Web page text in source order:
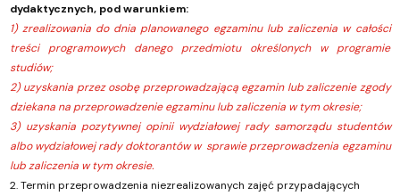
dydaktycznych, pod warunkiem:
1) zrealizowania do dnia planowanego egzaminu lub zaliczenia w całości
treści programowych danego przedmiotu określonych w programie
studiów;
2) uzyskania przez osobę przeprowadzającą egzamin lub zaliczenie zgody
dziekana na przeprowadzenie egzaminu lub zaliczenia w tym okresie;
3) uzyskania pozytywnej opinii wydziałowej rady samorządu studentów
albo wydziałowej rady doktorantów w sprawie przeprowadzenia egzaminu
lub zaliczenia w tym okresie.
2. Termin przeprowadzenia niezrealizowanych zajęć przypadających